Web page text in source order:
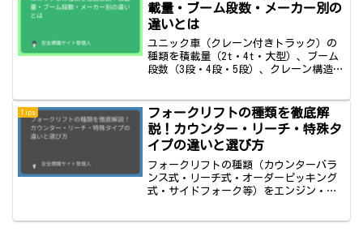
載量・ブーム段数・メーカー別の
違いとは
ユニック車（クレーン付きトラック）の
種類を積載量（2t・4t・大型）、ブーム
段数（3段・4段・5段）、クレーン構造
の選び方も紹介します。
Tips
フォークリフトの種類を徹底解
説！カウンター・リーチ・特殊タ
イプの違いと選び方
フォークリフトの種類（カウンターバラ
ンス式・リーチ式・オーダーピッキング
式・サイドフォーク等）をエンジン・電